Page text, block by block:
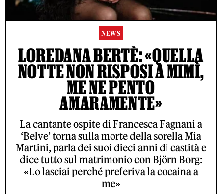
NEWS
LOREDANA BERTÈ: «QUELLA
NOTTE NON RISPOSI A MIMÌ,
ME NE PENTO
AMARAMENTE»
La cantante ospite di Francesca Fagnani a
‘Belve’ torna sulla morte della sorella Mia
Martini, parla dei suoi dieci anni di castità e
dice tutto sul matrimonio con Björn Borg:
«Lo lasciai perché preferiva la cocaina a
me»